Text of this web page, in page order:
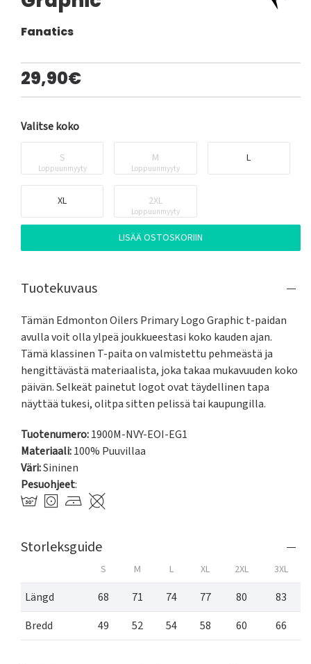
Fanatics
29,90€
Valitse koko
S
Loppuunmyyty
M
Loppuunmyyty
L
XL 2XL
Loppuunmyyty
LISÄÄ OSTOSKORIIN
Tuotekuvaus
Tämän Edmonton Oilers Primary Logo Graphic t-paidan
avulla voit olla ylpeä joukkueestasi koko kauden ajan.
Tämä klassinen T-paita on valmistettu pehmeästä ja
hengittävästä materiaalista, joka takaa mukavuuden koko
päivän. Selkeät painetut logot ovat täydellinen tapa
näyttää tukesi, olitpa sitten pelissä tai kaupungilla.
Tuotenumero:1900M-NVY-EOI-EG1
Materiaali:100% Puuvillaa
Väri:Sininen
Pesuohjeet:
Storleksguide
S M L XL 2XL 3XL
Längd 68 71 74 77 80
83
Bredd
49 52 54 58 60 66